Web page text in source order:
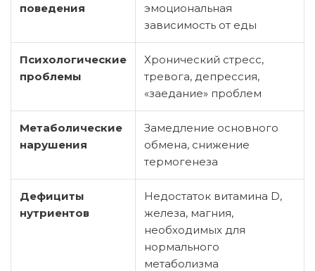
поведения
эмоциональная
зависимость от еды
Психологические
проблемы
Хронический стресс,
тревога, депрессия,
«заедание» проблем
Метаболические
нарушения
Замедление основного
обмена, снижение
термогенеза
Дефициты
нутриентов
Недостаток витамина D,
железа, магния,
необходимых для
нормального
метаболизма